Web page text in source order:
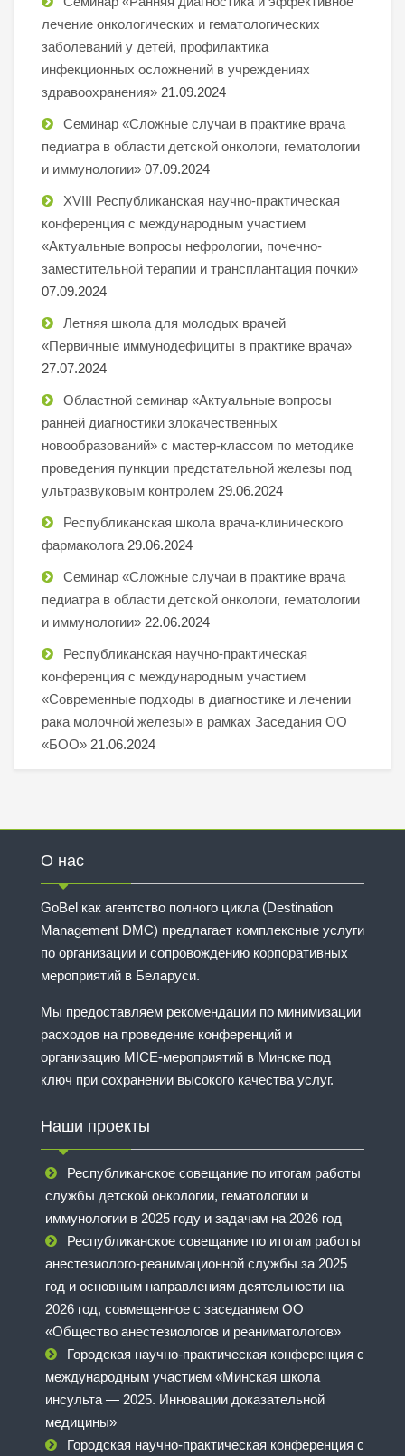
лечение онкологических и гематологических
заболеваний у детей, профилактика
инфекционных осложнений в учреждениях
здравоохранения» 21.09.2024
Семинар «Сложные случаи в практике врача
педиатра в области детской онкологи, гематологии
и иммунологии» 07.09.2024
XVIII Республиканская научно-практическая
конференция с международным участием
«Актуальные вопросы нефрологии, почечно-
заместительной терапии и трансплантация почки»
07.09.2024
Летняя школа для молодых врачей
«Первичные иммунодефициты в практике врача»
27.07.2024
Областной семинар «Актуальные вопросы
ранней диагностики злокачественных
новообразований» с мастер-классом по методике
проведения пункции предстательной железы под
ультразвуковым контролем 29.06.2024
Республиканская школа врача-клинического
фармаколога 29.06.2024
Семинар «Сложные случаи в практике врача
педиатра в области детской онкологи, гематологии
и иммунологии» 22.06.2024
Республиканская научно-практическая
конференция с международным участием
«Современные подходы в диагностике и лечении
рака молочной железы» в рамках Заседания ОО
«БОО» 21.06.2024
О нас
GoBel как агентство полного цикла (Destination
Management DMC) предлагает комплексные услуги
по организации и сопровождению корпоративных
мероприятий в Беларуси.
Мы предоставляем рекомендации по минимизации
расходов на проведение конференций и
организацию MICE-мероприятий в Минске под
ключ при сохранении высокого качества услуг.
Наши проекты
Республиканское совещание по итогам работы
службы детской онкологии, гематологии и
иммунологии в 2025 году и задачам на 2026 год
Республиканское совещание по итогам работы
анестезиолого-реанимационной службы за 2025
год и основным направлениям деятельности на
2026 год, совмещенное с заседанием ОО
«Общество анестезиологов и реаниматологов»
Городская научно-практическая конференция с
международным участием «Минская школа
инсульта — 2025. Инновации доказательной
медицины»
Городская научно-практическая конференция с